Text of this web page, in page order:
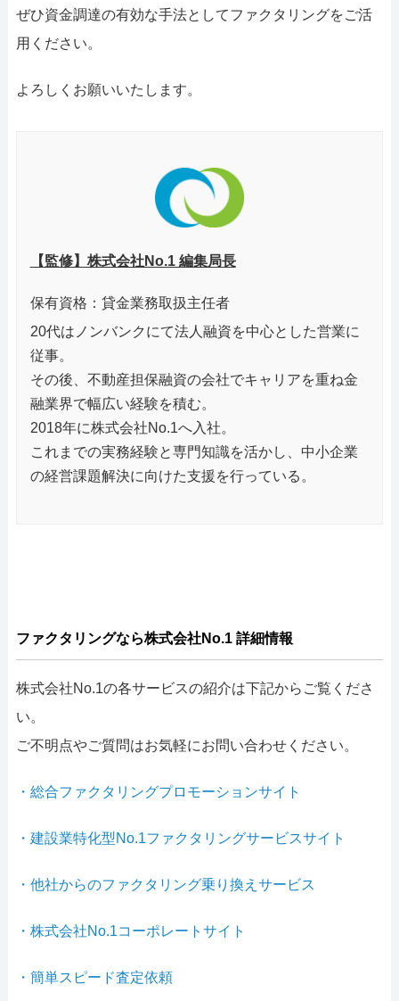
ぜひ資金調達の有効な手法としてファクタリングをご活
用ください。
よろしくお願いいたします。
【監修】株式会社No.1 編集局長
保有資格：貸金業務取扱主任者
20代はノンバンクにて法人融資を中心とした営業に
従事。
その後、不動産担保融資の会社でキャリアを重ね金
融業界で幅広い経験を積む。
2018年に株式会社No.1へ入社。
これまでの実務経験と専門知識を活かし、中小企業
の経営課題解決に向けた支援を行っている。
ファクタリングなら株式会社No.1 詳細情報
株式会社No.1の各サービスの紹介は下記からご覧くださ
い。
ご不明点やご質問はお気軽にお問い合わせください。
・総合ファクタリングプロモーションサイト
・建設業特化型No.1ファクタリングサービスサイト
・他社からのファクタリング乗り換えサービス
・株式会社No.1コーポレートサイト
・簡単スピード査定依頼